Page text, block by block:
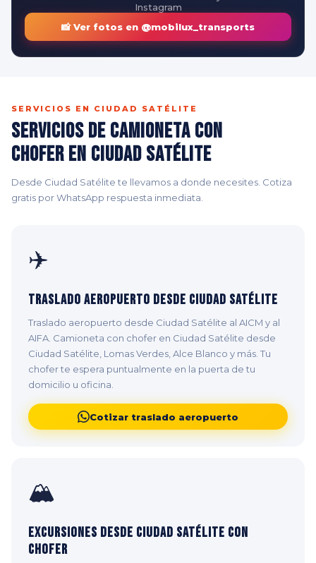
Instagram
📸 Ver fotos en @mobilux_transports
SERVICIOS EN CIUDAD SATÉLITE
Servicios de Camioneta con
Chofer en Ciudad Satélite
Desde Ciudad Satélite te llevamos a donde necesites. Cotiza
gratis por WhatsApp respuesta inmediata.
✈️
Traslado Aeropuerto desde Ciudad Satélite
Traslado aeropuerto desde Ciudad Satélite al AICM y al
AIFA. Camioneta con chofer en Ciudad Satélite desde
Ciudad Satélite, Lomas Verdes, Alce Blanco y más. Tu
chofer te espera puntualmente en la puerta de tu
domicilio u oficina.
Cotizar traslado aeropuerto
🏔️
Excursiones desde Ciudad Satélite con
Chofer